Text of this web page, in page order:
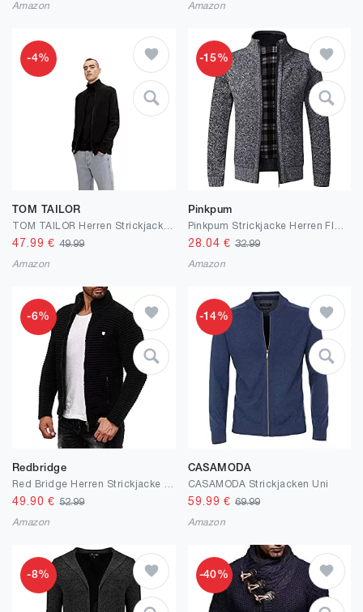
Amazon Amazon
-4%
TOM TAILOR
47.99 €49.99
Amazon
-15%
Pinkpum
28.04 € 32.99
Amazon
-6%
Redbridge
49.90 €52.99
Amazon
-14%
CASAMODA
CASAMODA Strickjacken Uni
59.99 € 69.99
Amazon
-8% -40%